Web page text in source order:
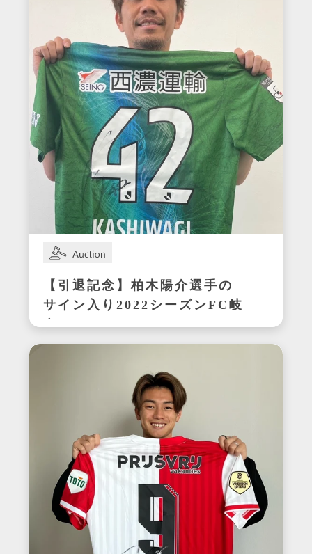
【引退記念】柏木陽介選手の
サイン入り2022シーズンFC岐
阜ユニフォーム